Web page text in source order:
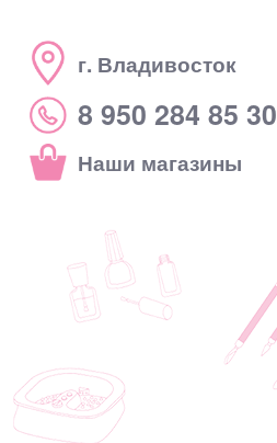
г. Владивосток
8 950 284 85 30
Наши магазины